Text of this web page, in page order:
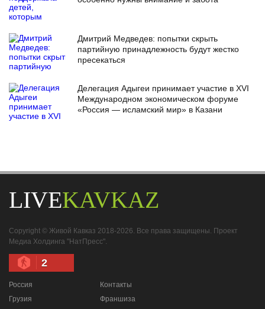
Дмитрий Медведев: попытки скрыть
партийную принадлежность будут жестко
пресекаться
Делегация Адыгеи принимает участие в XVI
Международном экономическом форуме
«Россия — исламский мир» в Казани
LIVEKAVKAZ
Copyright © Живой Кавказ 2018-2026. Все права защищены. Проект
Медиа Холдинга "НатПресс".
2
Россия
Грузия
Контакты
Франшиза